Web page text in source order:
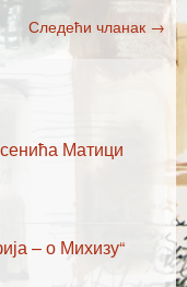
Следећи чланак →
Матици
– о Михизу“